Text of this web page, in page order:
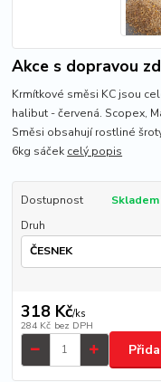
Akce s dopravou
Krmítkové směsi KC jsou
halibut - červená. Scopex,
Směsi obsahují rostliné
6kg sáček celý popis
Dostupnost
Skladem
Druh
318 Kč/ks
284 Kč bez DPH